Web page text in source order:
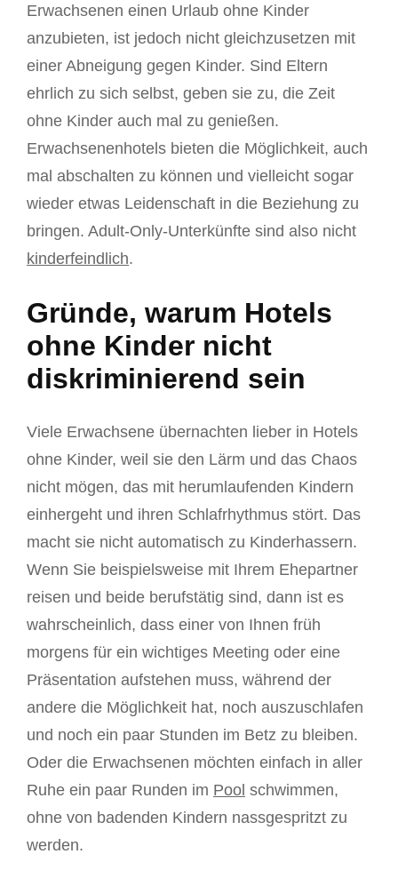
Erwachsenen einen Urlaub ohne Kinder
anzubieten, ist jedoch nicht gleichzusetzen mit
einer Abneigung gegen Kinder. Sind Eltern
ehrlich zu sich selbst, geben sie zu, die Zeit
ohne Kinder auch mal zu genießen.
Erwachsenenhotels bieten die Möglichkeit, auch
mal abschalten zu können und vielleicht sogar
wieder etwas Leidenschaft in die Beziehung zu
bringen. Adult-Only-Unterkünfte sind also nicht
kinderfeindlich.
Gründe, warum Hotels
ohne Kinder nicht
diskriminierend sein
Viele Erwachsene übernachten lieber in Hotels
ohne Kinder, weil sie den Lärm und das Chaos
nicht mögen, das mit herumlaufenden Kindern
einhergeht und ihren Schlafrhythmus stört. Das
macht sie nicht automatisch zu Kinderhassern.
Wenn Sie beispielsweise mit Ihrem Ehepartner
reisen und beide berufstätig sind, dann ist es
wahrscheinlich, dass einer von Ihnen früh
morgens für ein wichtiges Meeting oder eine
Präsentation aufstehen muss, während der
andere die Möglichkeit hat, noch auszuschlafen
und noch ein paar Stunden im Betz zu bleiben.
Oder die Erwachsenen möchten einfach in aller
Ruhe ein paar Runden im Pool schwimmen,
ohne von badenden Kindern nassgespritzt zu
werden.